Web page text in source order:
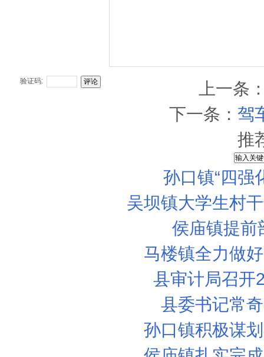
验证码:
上一条
下一条： 驾
推
孙口镇“四强
吴坝镇大学生村
侯庙镇提前
马楼镇全力做
县审计局召开
县委书记常
孙口镇积极谋